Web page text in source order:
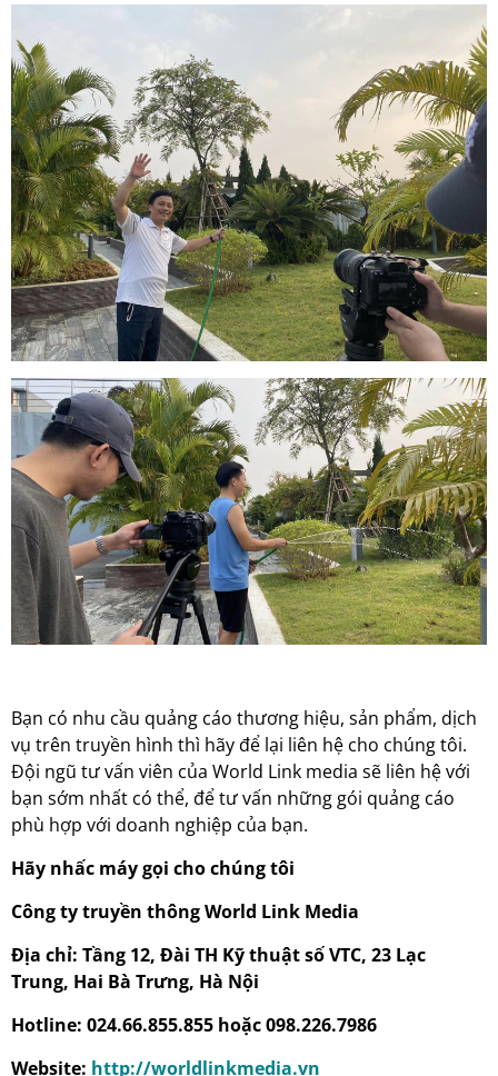
Bạn có nhu cầu quảng cáo thương hiệu, sản phẩm, dịch
vụ trên truyền hình thì hãy để lại liên hệ cho chúng tôi.
Đội ngũ tư vấn viên của World Link media sẽ liên hệ với
bạn sớm nhất có thể, để tư vấn những gói quảng cáo
phù hợp với doanh nghiệp của bạn.
Hãy nhấc máy gọi cho chúng tôi
Công ty truyền thông World Link Media
Địa chỉ: Tầng 12, Đài TH Kỹ thuật số VTC, 23 Lạc
Trung, Hai Bà Trưng, Hà Nội
Hotline: 024.66.855.855 hoặc 098.226.7986
Website: http://worldlinkmedia.vn